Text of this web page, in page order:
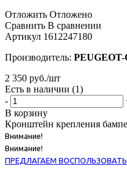
Отложить Отложено
Сравнить В сравнении
Артикул 1612247180
Производитель:
2 350 руб./шт
Есть в наличии (1)
-
В корзину
Кронштейн крепления
Внимание!
Внимание!
ПРЕДЛАГАЕМ